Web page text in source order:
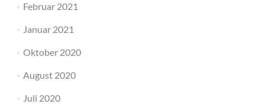
Februar 2021
Januar 2021
Oktober 2020
August 2020
Juli 2020